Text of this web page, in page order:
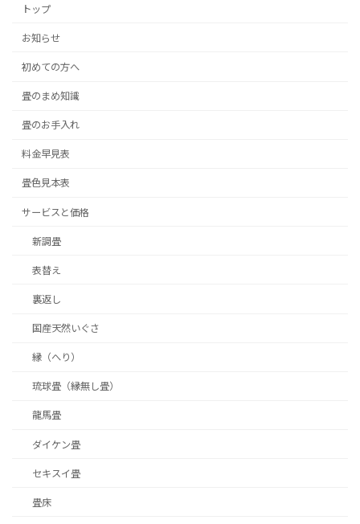
トップ
お知らせ
初めての方へ
畳のまめ知識
畳のお手入れ
料金早見表
畳色見本表
サービスと価格
新調畳
表替え
裏返し
国産天然いぐさ
縁（へり）
琉球畳（縁無し畳）
龍馬畳
ダイケン畳
セキスイ畳
畳床